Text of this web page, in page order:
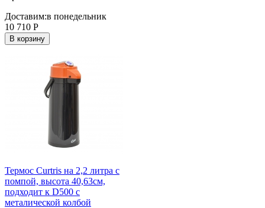
Доставим:в понедельник
10 710 Р
В корзину
Термос Curtris на 2,2 литра с
помпой, высота 40,63см,
подходит к D500 с
металической колбой